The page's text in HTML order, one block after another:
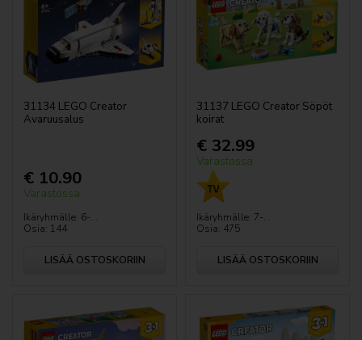
31134 LEGO Creator
Avaruusalus
€ 10.90
Varastossa
Ikäryhmälle: 6-...
Osia: 144
LISÄÄ OSTOSKORIIN
31137 LEGO Creator Söpöt
koirat
€ 32.99
Varastossa
Ikäryhmälle: 7-...
Osia: 475
LISÄÄ OSTOSKORIIN